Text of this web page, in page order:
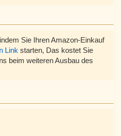
Sie Ihren Amazon-Einkauf
Link starten, Das kostet Sie
beim weiteren Ausbau des